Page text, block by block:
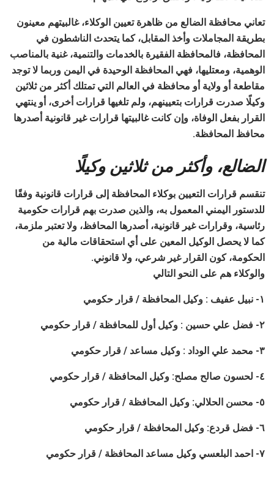
تعاني محافظة الضالع من ظاهرة تعيين الوكلاء، غالبيتهم معينون
بطريقة المجاملات وأخذ المقابل، كما يتحدث الناشطون في
المحافظة، فالمحافظة الفقيرة بالخدمات والتنمية، غنية بالمناصب
الوهمية، ومعتليها، فهي المحافظة الوحيدة في اليمن وربما لا توجد
مقاطعة أو ولاية أو محافظة في العالم التي تمتلك أكثر من ثلاثين
وكيلًا صدرت قرارات بتعيينهم، ولم تلغيها قرارات أخرى، أو ينتهي
القرار بفعل الوفاة، وإن كانت غالبيتها قرارات غير قانونية أصدرها
محافظ المحافظة.
الضالع، وأكثر من ثلاثين وكيلًا
تنقسم قرارات التعيين بوكلاء المحافظة إلى قرارات قانونية وفقًا
للدستور اليمني المعمول به، والذين صدرت بهم قرارات حكومية
رئاسية، وقرارات غير قانونية، أصدرها المحافظ، ولا تعتبر ملزمة،
كما لا يحصل الوكيل المعين على أي استحقاقات مالية من
الحكومة، كون القرار غير شرعي، ولا قانوني.
والوكلاء هم على النحو التالي
١- نبيل عفيف : وكيل المحافظة / قرار حكومي
٢- فضل علي حسين : وكيل أول للمحافظة / قرار حكومي
٣- محمد علي الوداد : وكيل مساعد / قرار حكومي
٤- لحسون صالح مصلح: وكيل المحافظة / قرار حكومي
٥- محسن الحلالي: وكيل المحافظة / قرار حكومي
٦- فضل قردع: وكيل المحافظة / قرار حكومي
٧- احمد البلعسي وكيل مساعد المحافظة / قرار حكومي